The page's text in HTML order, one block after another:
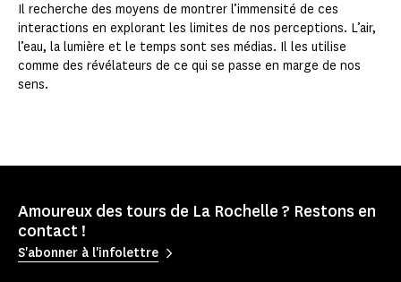
Il recherche des moyens de montrer l’immensité de ces
interactions en explorant les limites de nos perceptions. L’air,
l’eau, la lumière et le temps sont ses médias. Il les utilise
comme des révélateurs de ce qui se passe en marge de nos
sens.
Amoureux des tours de La Rochelle ? Restons en
contact !
S'abonner à l'infolettre